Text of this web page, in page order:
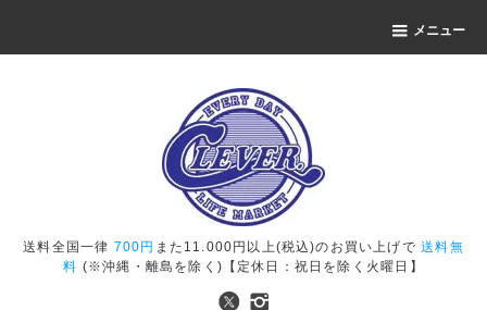
メニュー
送料全国一律 700円 また11.000円以上(税込)のお買い上げで送料無
料 (※沖縄・離島を除く)【定休日：祝日を除く火曜日】